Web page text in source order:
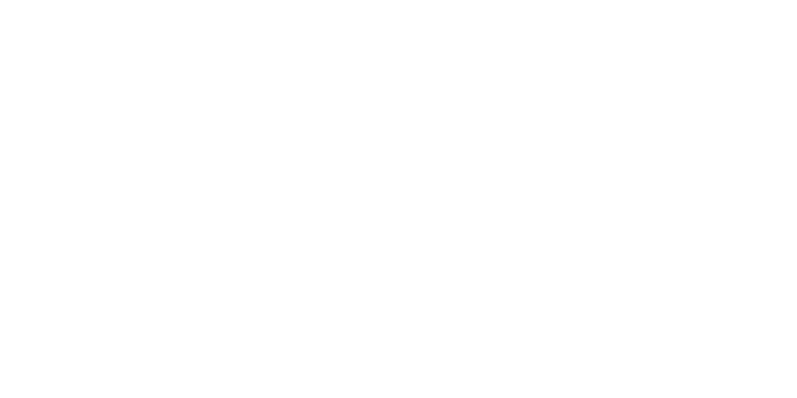
U vindt
gebieden:
kiezen>Doorlopende gegevensbescherming inschakelen.
Slimme waarschuwing>Waarschuwing toevoegen.
Back-up en herstel is het permanente verlies van bedrijfskritieke
Responsibility Model, waarbij Salesforce de infrastructuur van het platform
gegevens binnen het platform. Zonder een speciale geautomatiseerde
door gebrekkige integraties, onbedoelde bulkverwijderingen door
klantenhistorie kunnen wissen.